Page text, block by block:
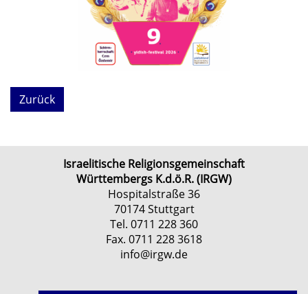
Zurück
Israelitische Religionsgemeinschaft
Württembergs K.d.ö.R. (IRGW)
Hospitalstraße 36
70174 Stuttgart
Tel. 0711 228 360
Fax. 0711 228 3618
info@irgw.de